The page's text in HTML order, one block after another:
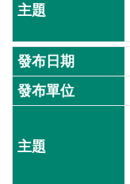
詞
常
見
問